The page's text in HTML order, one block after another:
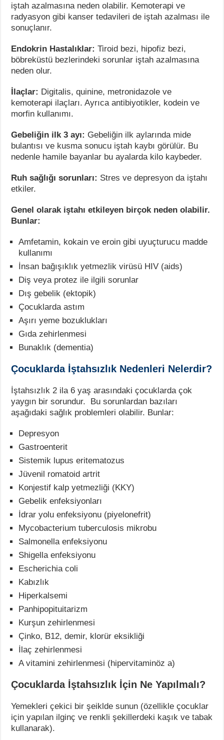
iştah azalmasına neden olabilir. Kemoterapi ve
radyasyon gibi kanser tedavileri de iştah azalması ile
sonuçlanır.
Endokrin Hastalıklar: Tiroid bezi, hipofiz bezi,
böbreküstü bezlerindeki sorunlar iştah azalmasına
neden olur.
İlaçlar: Digitalis, quinine, metronidazole ve
kemoterapi ilaçları. Ayrıca antibiyotikler, kodein ve
morfin kullanımı.
Gebeliğin ilk 3 ayı: Gebeliğin ilk aylarında mide
bulantısı ve kusma sonucu iştah kaybı görülür. Bu
nedenle hamile bayanlar bu ayalarda kilo kaybeder.
Ruh sağlığı sorunları: Stres ve depresyon da iştahı
etkiler.
Genel olarak iştahı etkileyen birçok neden olabilir.
Bunlar:
Amfetamin, kokain ve eroin gibi uyuçturucu madde
kullanımı
İnsan bağışıklık yetmezlik virüsü HIV (aids)
Diş veya protez ile ilgili sorunlar
Dış gebelik (ektopik)
Çocuklarda astım
Aşırı yeme bozuklukları
Gıda zehirlenmesi
Bunaklık (dementia)
Çocuklarda İştahsızlık Nedenleri Nelerdir?
İştahsızlık 2 ila 6 yaş arasındaki çocuklarda çok
yaygın bir sorundur. Bu sorunlardan bazıları
aşağıdaki sağlık problemleri olabilir. Bunlar:
Depresyon
Gastroenterit
Sistemik lupus eritematozus
Jüvenil romatoid artrit
Konjestif kalp yetmezliği (KKY)
Gebelik enfeksiyonları
İdrar yolu enfeksiyonu (piyelonefrit)
Mycobacterium tuberculosis mikrobu
Salmonella enfeksiyonu
Shigella enfeksiyonu
Escherichia coli
Kabızlık
Hiperkalsemi
Panhipopituitarizm
Kurşun zehirlenmesi
Çinko, B12, demir, klorür eksikliği
İlaç zehirlenmesi
A vitamini zehirlenmesi (hipervitaminöz a)
Çocuklarda İştahsızlık İçin Ne Yapılmalı?
Yemekleri çekici bir şeiklde sunun (özellikle çocuklar
için yapılan ilginç ve renkli şekillerdeki kaşık ve tabak
kullanarak).